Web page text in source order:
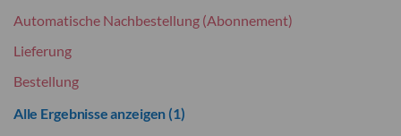
Automatische Nachbestellung (Abonnement)
Lieferung
Bestellung
Alle Ergebnisse anzeigen (1)